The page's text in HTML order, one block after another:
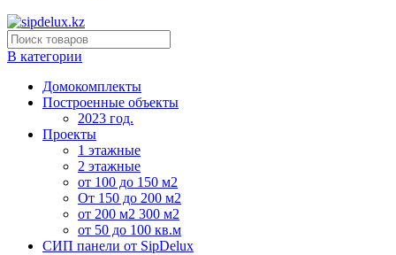
В категории
Домокомплекты
Построенные объекты
2023 год.
Проекты
1 этажные
2 этажные
от 100 до 150 м2
От 150 до 200 м2
от 200 м2 300 м2
от 50 до 100 кв.м
СИП панели от SipDelux